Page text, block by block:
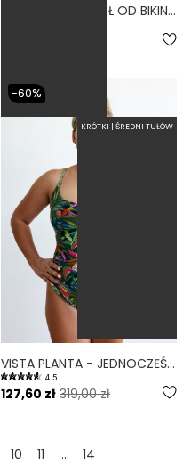
LINKI PLANTA - DÓŁ OD BIKINI WYSOKI STAN BRAZYLIANY PRINT
KRÓTKI | ŚREDNI TUŁÓW
-60%
VISTA PLANTA - JEDNOCZĘŚCIOWY STRÓJ KĄPIELOWY MODELUJĄCY WYCIĘTY PRINT
4.5
127,60 zł 319,00 zł
10 11 ... 14